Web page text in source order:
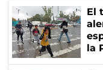
El
la